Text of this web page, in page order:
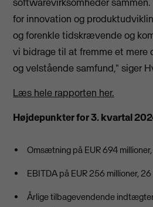
for innovation og
og forenkle tidskrævende og
vi bidrage til at fremme et mere
og velstående samfund," siger
Læs hele rapporten her.
Højdepunkter for 3. kvartal
Omsætning på EUR 694
EBITDA på EUR 256 millioner,
Årlige tilbagevendende